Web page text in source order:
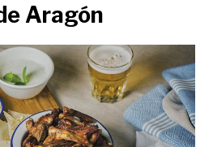
Aragón